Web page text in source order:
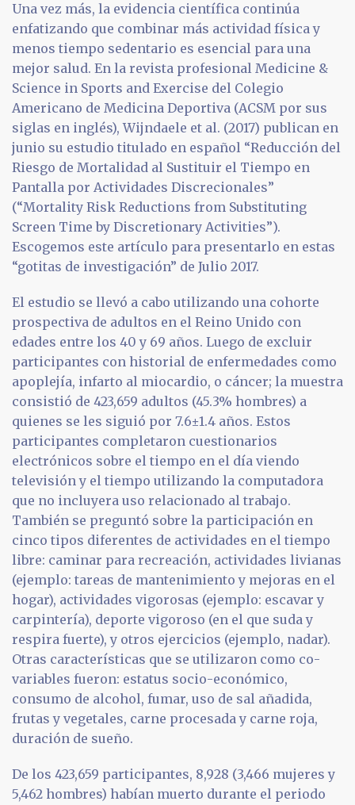
Una vez más, la evidencia científica continúa
enfatizando que combinar más actividad física y
menos tiempo sedentario es esencial para una
mejor salud. En la revista profesional Medicine &
Science in Sports and Exercise del Colegio
Americano de Medicina Deportiva (ACSM por sus
siglas en inglés), Wijndaele et al. (2017) publican en
junio su estudio titulado en español “Reducción del
Riesgo de Mortalidad al Sustituir el Tiempo en
Pantalla por Actividades Discrecionales”
(“Mortality Risk Reductions from Substituting
Screen Time by Discretionary Activities”).
Escogemos este artículo para presentarlo en estas
“gotitas de investigación” de Julio 2017.
El estudio se llevó a cabo utilizando una cohorte
prospectiva de adultos en el Reino Unido con
edades entre los 40 y 69 años. Luego de excluir
participantes con historial de enfermedades como
apoplejía, infarto al miocardio, o cáncer; la muestra
consistió de 423,659 adultos (45.3% hombres) a
quienes se les siguió por 7.6±1.4 años. Estos
participantes completaron cuestionarios
electrónicos sobre el tiempo en el día viendo
televisión y el tiempo utilizando la computadora
que no incluyera uso relacionado al trabajo.
También se preguntó sobre la participación en
cinco tipos diferentes de actividades en el tiempo
libre: caminar para recreación, actividades livianas
(ejemplo: tareas de mantenimiento y mejoras en el
hogar), actividades vigorosas (ejemplo: escavar y
carpintería), deporte vigoroso (en el que suda y
respira fuerte), y otros ejercicios (ejemplo, nadar).
Otras características que se utilizaron como co-
variables fueron: estatus socio-económico,
consumo de alcohol, fumar, uso de sal añadida,
frutas y vegetales, carne procesada y carne roja,
duración de sueño.
De los 423,659 participantes, 8,928 (3,466 mujeres y
5,462 hombres) habían muerto durante el periodo